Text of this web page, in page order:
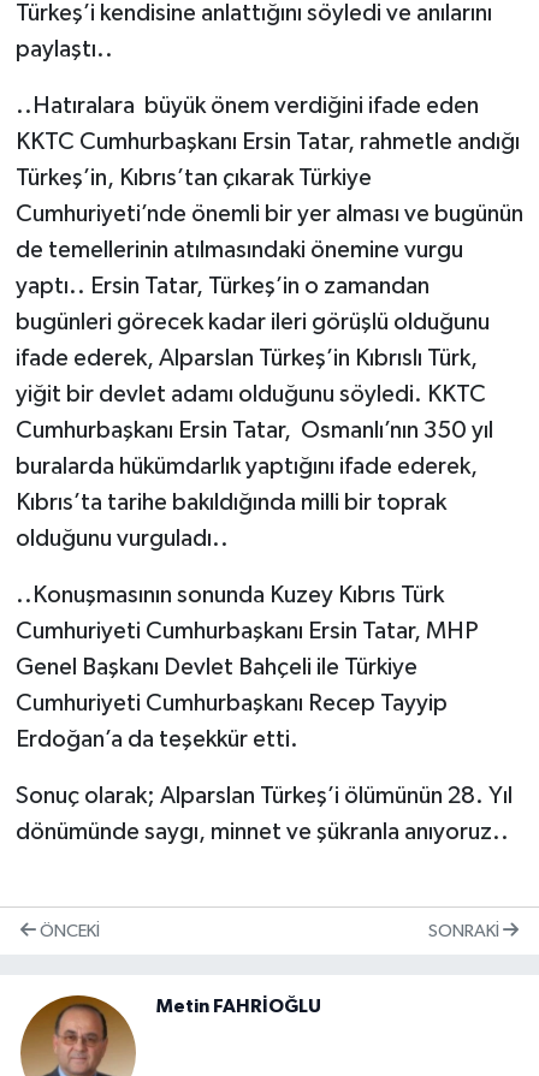
Türkeş’i kendisine anlattığını söyledi ve anılarını
paylaştı..
..Hatıralara büyük önem verdiğini ifade eden
KKTC Cumhurbaşkanı Ersin Tatar, rahmetle andığı
Türkeş’in, Kıbrıs’tan çıkarak Türkiye
Cumhuriyeti’nde önemli bir yer alması ve bugünün
de temellerinin atılmasındaki önemine vurgu
yaptı.. Ersin Tatar, Türkeş’in o zamandan
bugünleri görecek kadar ileri görüşlü olduğunu
ifade ederek, Alparslan Türkeş’in Kıbrıslı Türk,
yiğit bir devlet adamı olduğunu söyledi. KKTC
Cumhurbaşkanı Ersin Tatar, Osmanlı’nın 350 yıl
buralarda hükümdarlık yaptığını ifade ederek,
Kıbrıs’ta tarihe bakıldığında milli bir toprak
olduğunu vurguladı..
..Konuşmasının sonunda Kuzey Kıbrıs Türk
Cumhuriyeti Cumhurbaşkanı Ersin Tatar, MHP
Genel Başkanı Devlet Bahçeli ile Türkiye
Cumhuriyeti Cumhurbaşkanı Recep Tayyip
Erdoğan’a da teşekkür etti.
Sonuç olarak; Alparslan Türkeş’i ölümünün 28. Yıl
dönümünde saygı, minnet ve şükranla anıyoruz..
ÖNCEKI SONRAKI
Metin FAHRİOĞLU